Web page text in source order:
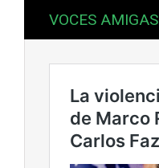
VOCES AMIGAS